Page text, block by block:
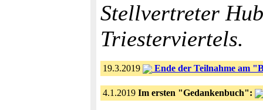
Stellvertreter
Triesterviertels.
19.3.2019 Ende der Teilnahme am
4.1.2019 Im ersten "Gedankenbuch":